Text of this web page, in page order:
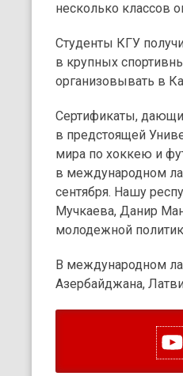
несколько классов
Студенты КГУ
в крупных
организовывать в
Сертификаты,
в предстоящей
мира по хоккею и
в международном
сентября. Нашу
Мучкаева, Данир
молодежной
В международном
Азербайджана,